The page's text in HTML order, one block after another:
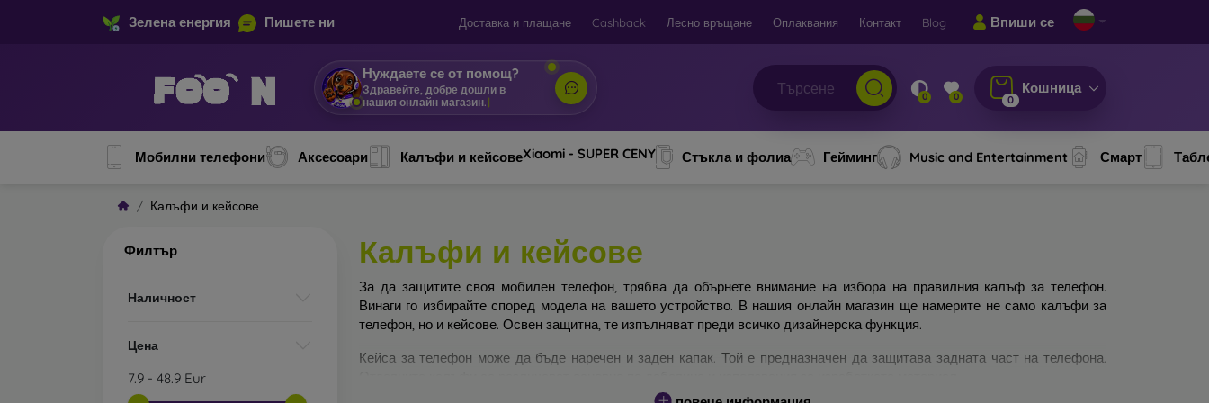
Зелена енергия Пишете ни Доставка и плащане Cashback Лесно връщане Оплаквания Контакт Blog Впиши се
Нуждаете се от помощ?
Здравейте, добре дошли в
нашия онлайн магазин. | 0 0 0
Кошница
Мобилни телефони Аксесоари Калъфи и кейсовеXiaomi - SUPER CENY Стъкла и фолиа Гейминг Music and Entertainment Смарт
Калъфи и кейсове
Филтър
Наличност
Цена
7.9 - 48.9 Eur
Калъфи и кейсове
За да защитите своя мобилен телефон, трябва да обърнете внимание на избора на правилния калъф за телефон.
Винаги го избирайте според модела на вашето устройство. В нашия онлайн магазин ще намерите не само калъфи за
телефон, но и кейсове. Освен защитна, те изпълняват преди всичко дизайнерска функция.
Кейса за телефон може да бъде наречен и заден капак. Той е предназначен да защитава задната част на телефона.